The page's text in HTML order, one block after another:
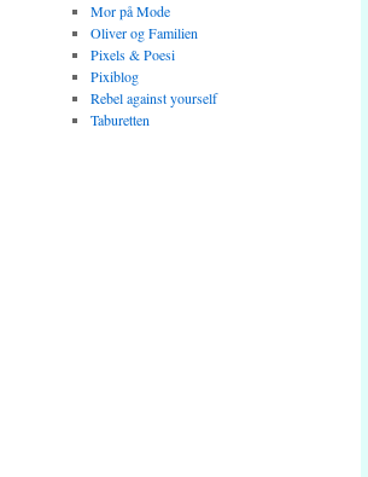
Mor på Mode
Oliver og Familien
Pixels & Poesi
Pixiblog
Rebel against yourself
Taburetten